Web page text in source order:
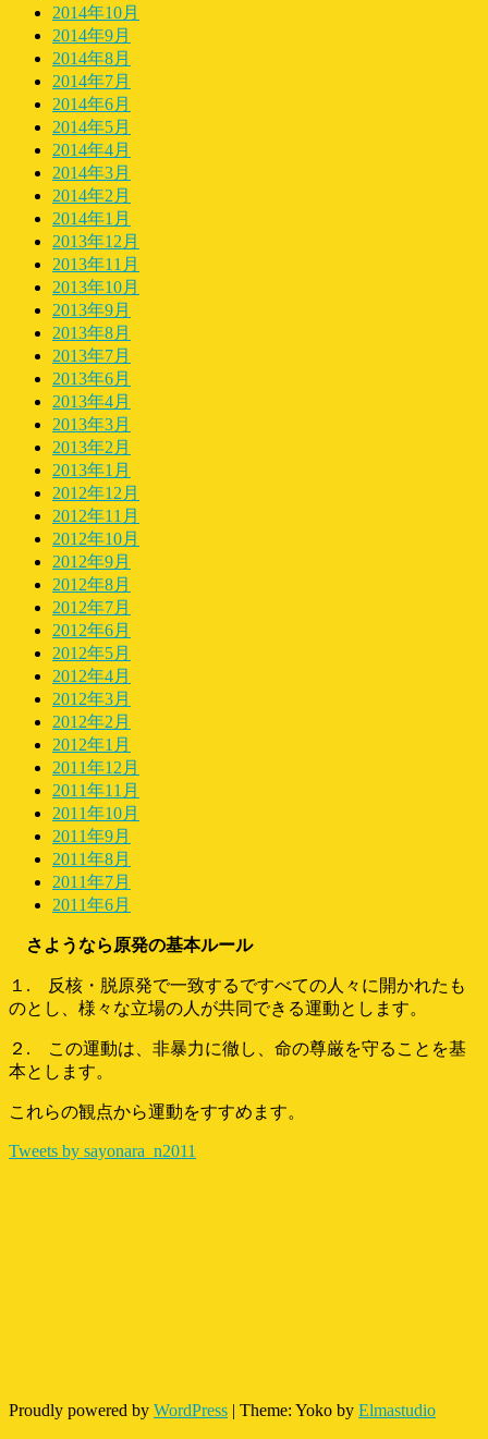
2014年10月
2014年9月
2014年8月
2014年7月
2014年6月
2014年5月
2014年4月
2014年3月
2014年2月
2014年1月
2013年12月
2013年11月
2013年10月
2013年9月
2013年8月
2013年7月
2013年6月
2013年4月
2013年3月
2013年2月
2013年1月
2012年12月
2012年11月
2012年10月
2012年9月
2012年8月
2012年7月
2012年6月
2012年5月
2012年4月
2012年3月
2012年2月
2012年1月
2011年12月
2011年11月
2011年10月
2011年9月
2011年8月
2011年7月
2011年6月
さようなら原発の基本ルール
１. 反核・脱原発で一致するですべての人々に開かれたも
のとし、様々な立場の人が共同できる運動とします。
２. この運動は、非暴力に徹し、命の尊厳を守ることを基
本とします。
これらの観点から運動をすすめます。
Tweets by sayonara_n2011
Proudly powered by WordPress | Theme: Yoko by Elmastudio